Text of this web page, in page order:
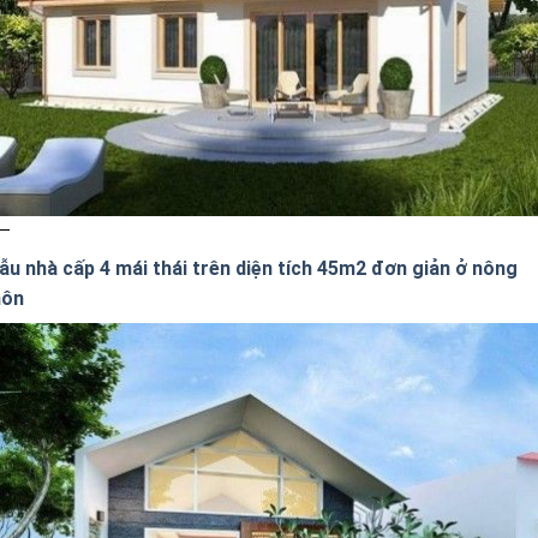
nhà cấp 4 mái thái trên diện tích 45m2 đơn giản ở nông